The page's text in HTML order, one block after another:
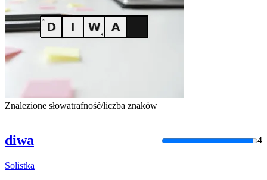
Znalezione słowatrafność/liczba znaków
diwa 4
Solistka